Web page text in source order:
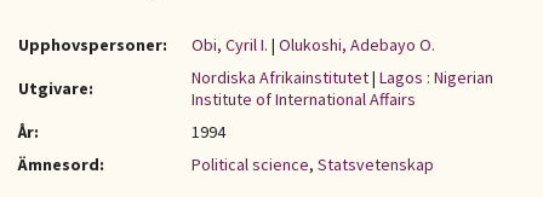
Upphovspersoner: Obi, Cyril I. | Olukoshi, Adebayo O.
Utgivare:
Nordiska Afrikainstitutet| Lagos : Nigerian
Institute of International Affairs
År:
1994
Ämnesord:
Political science, Statsvetenskap